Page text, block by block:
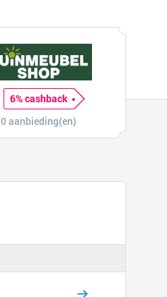
6% cashback
0 aanbieding(en)